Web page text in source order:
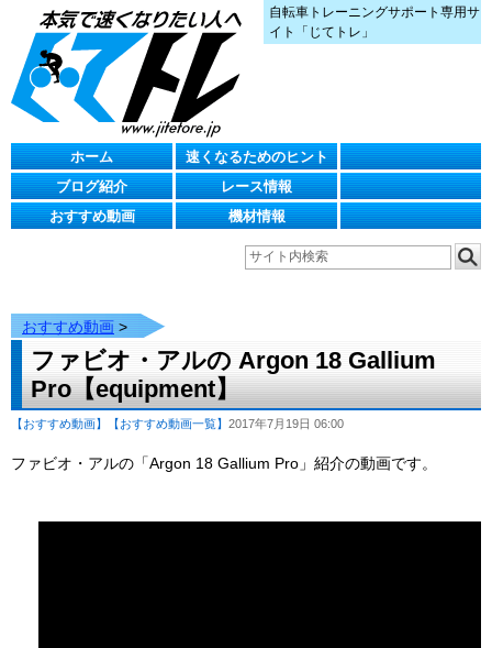
自転車トレーニングサポート専用サ
イト「じてトレ」
ホーム
速くなるためのヒント
ブログ紹介
レース情報
おすすめ動画
機材情報
おすすめ動画 >
ファビオ・アルの Argon 18 Gallium
Pro【equipment】
【おすすめ動画】 【おすすめ動画一覧】 2017年7月19日 06:00
ファビオ・アルの「Argon 18 Gallium Pro」紹介の動画です。